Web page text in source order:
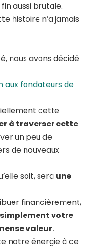
fin aussi brutale.
histoire n’a jamais
nous avons décidé
aux fondateurs de
cette
à traverser cette
un peu de
de nouveaux
soit, sera une
financièrement,
votre
valeur.
notre énergie à ce